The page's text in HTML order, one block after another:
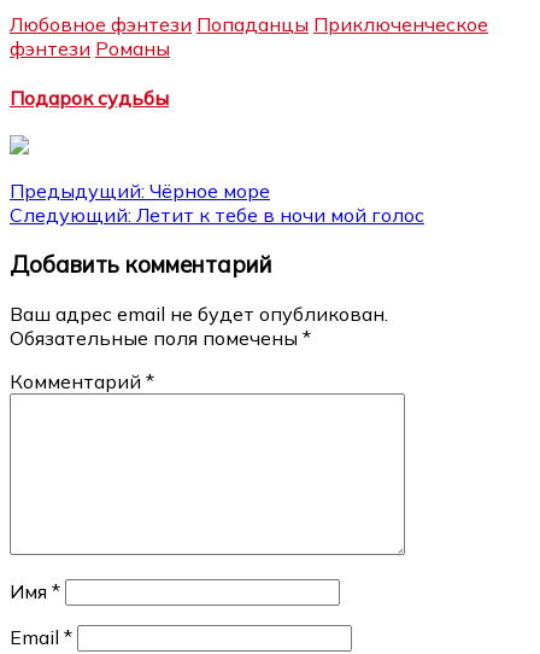
Любовное фэнтези Попаданцы Приключенческое
фэнтези Романы
Подарок судьбы
Навигация
по
записям
Предыдущий: Чёрное море
Следующий: Летит к тебе в ночи мой голос
Добавить комментарий
Ваш адрес email не будет опубликован.
Обязательные поля помечены *
Комментарий *
Имя *
Email *